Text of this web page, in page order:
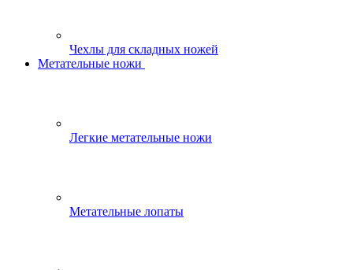
Чехлы для складных ножей
Метательные ножи
Легкие метательные ножи
Метательные лопаты